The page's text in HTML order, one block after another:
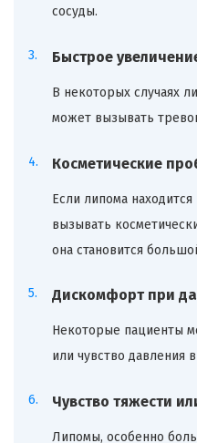
сосуды.
Быстрое
В некоторых случаях
может вызывать
Косметические
Если липома
вызывать
она становится
Дискомфорт при
Некоторые пациенты
или чувство давления
Чувство тяжести
Липомы, особенно